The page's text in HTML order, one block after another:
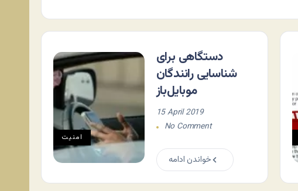
امنیت
دستگاهی برای
شناسایی رانندگان
موبایل‌باز
15 April 2019
No Comment
خواندن ادامه